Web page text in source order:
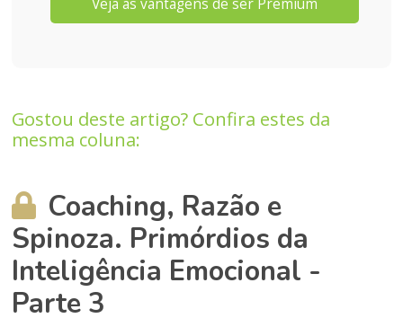
Veja as vantagens de ser Premium
Gostou deste artigo? Confira estes da
mesma coluna:
Coaching, Razão e
Spinoza. Primórdios da
Inteligência Emocional -
Parte 3